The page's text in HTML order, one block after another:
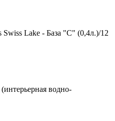
Swiss Lake - База "С" (0,4л.)/12
водно-